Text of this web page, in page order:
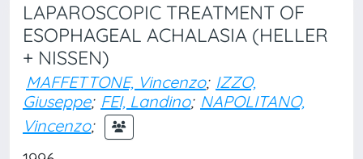
LAPAROSCOPIC TREATMENT OF
ESOPHAGEAL ACHALASIA (HELLER
+ NISSEN)
MAFFETTONE, Vincenzo; IZZO,
Giuseppe; FEI, Landino; NAPOLITANO,
Vincenzo;